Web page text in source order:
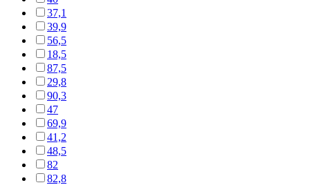
37,1
39,9
56,5
18,5
87,5
29,8
90,3
47
69,9
41,2
48,5
82
82,8